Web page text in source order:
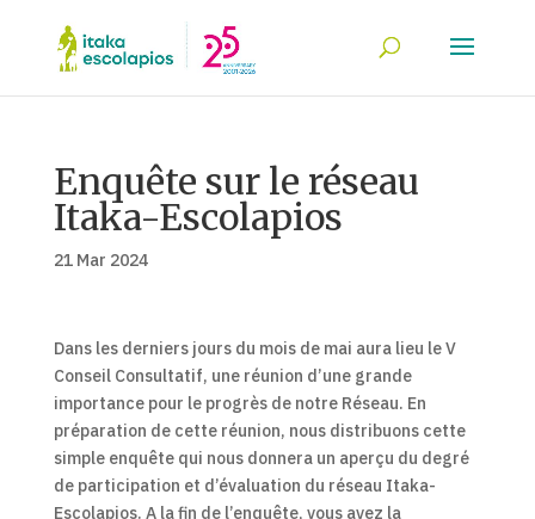
Enquête sur le réseau
Itaka-Escolapios
21 Mar 2024
Dans les derniers jours du mois de mai aura lieu le V
Conseil Consultatif, une réunion d’une grande
importance pour le progrès de notre Réseau. En
préparation de cette réunion, nous distribuons cette
simple enquête qui nous donnera un aperçu du degré
de participation et d’évaluation du réseau Itaka-
Escolapios. A la fin de l’enquête, vous avez la